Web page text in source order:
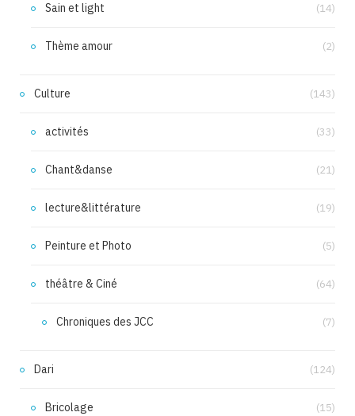
Sain et light (14)
Thème amour (2)
Culture (143)
activités (33)
Chant&danse (21)
lecture&littérature (19)
Peinture et Photo (5)
théâtre & Ciné (64)
Chroniques des JCC (7)
Dari (124)
Bricolage (15)